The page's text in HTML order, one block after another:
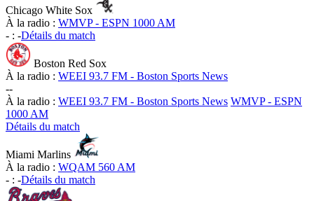
Chicago White Sox
À la radio : WMVP - ESPN 1000 AM
- : -Détails du match
Boston Red Sox
À la radio : WEEI 93.7 FM - Boston Sports News
--
À la radio : WEEI 93.7 FM - Boston Sports News WMVP - ESPN
1000 AM
Détails du match
Miami Marlins
À la radio : WQAM 560 AM
- : -Détails du match